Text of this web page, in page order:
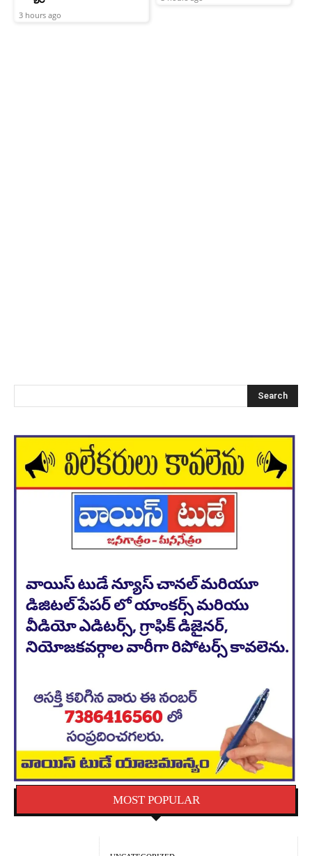
3 hours ago
Search
MOST POPULAR